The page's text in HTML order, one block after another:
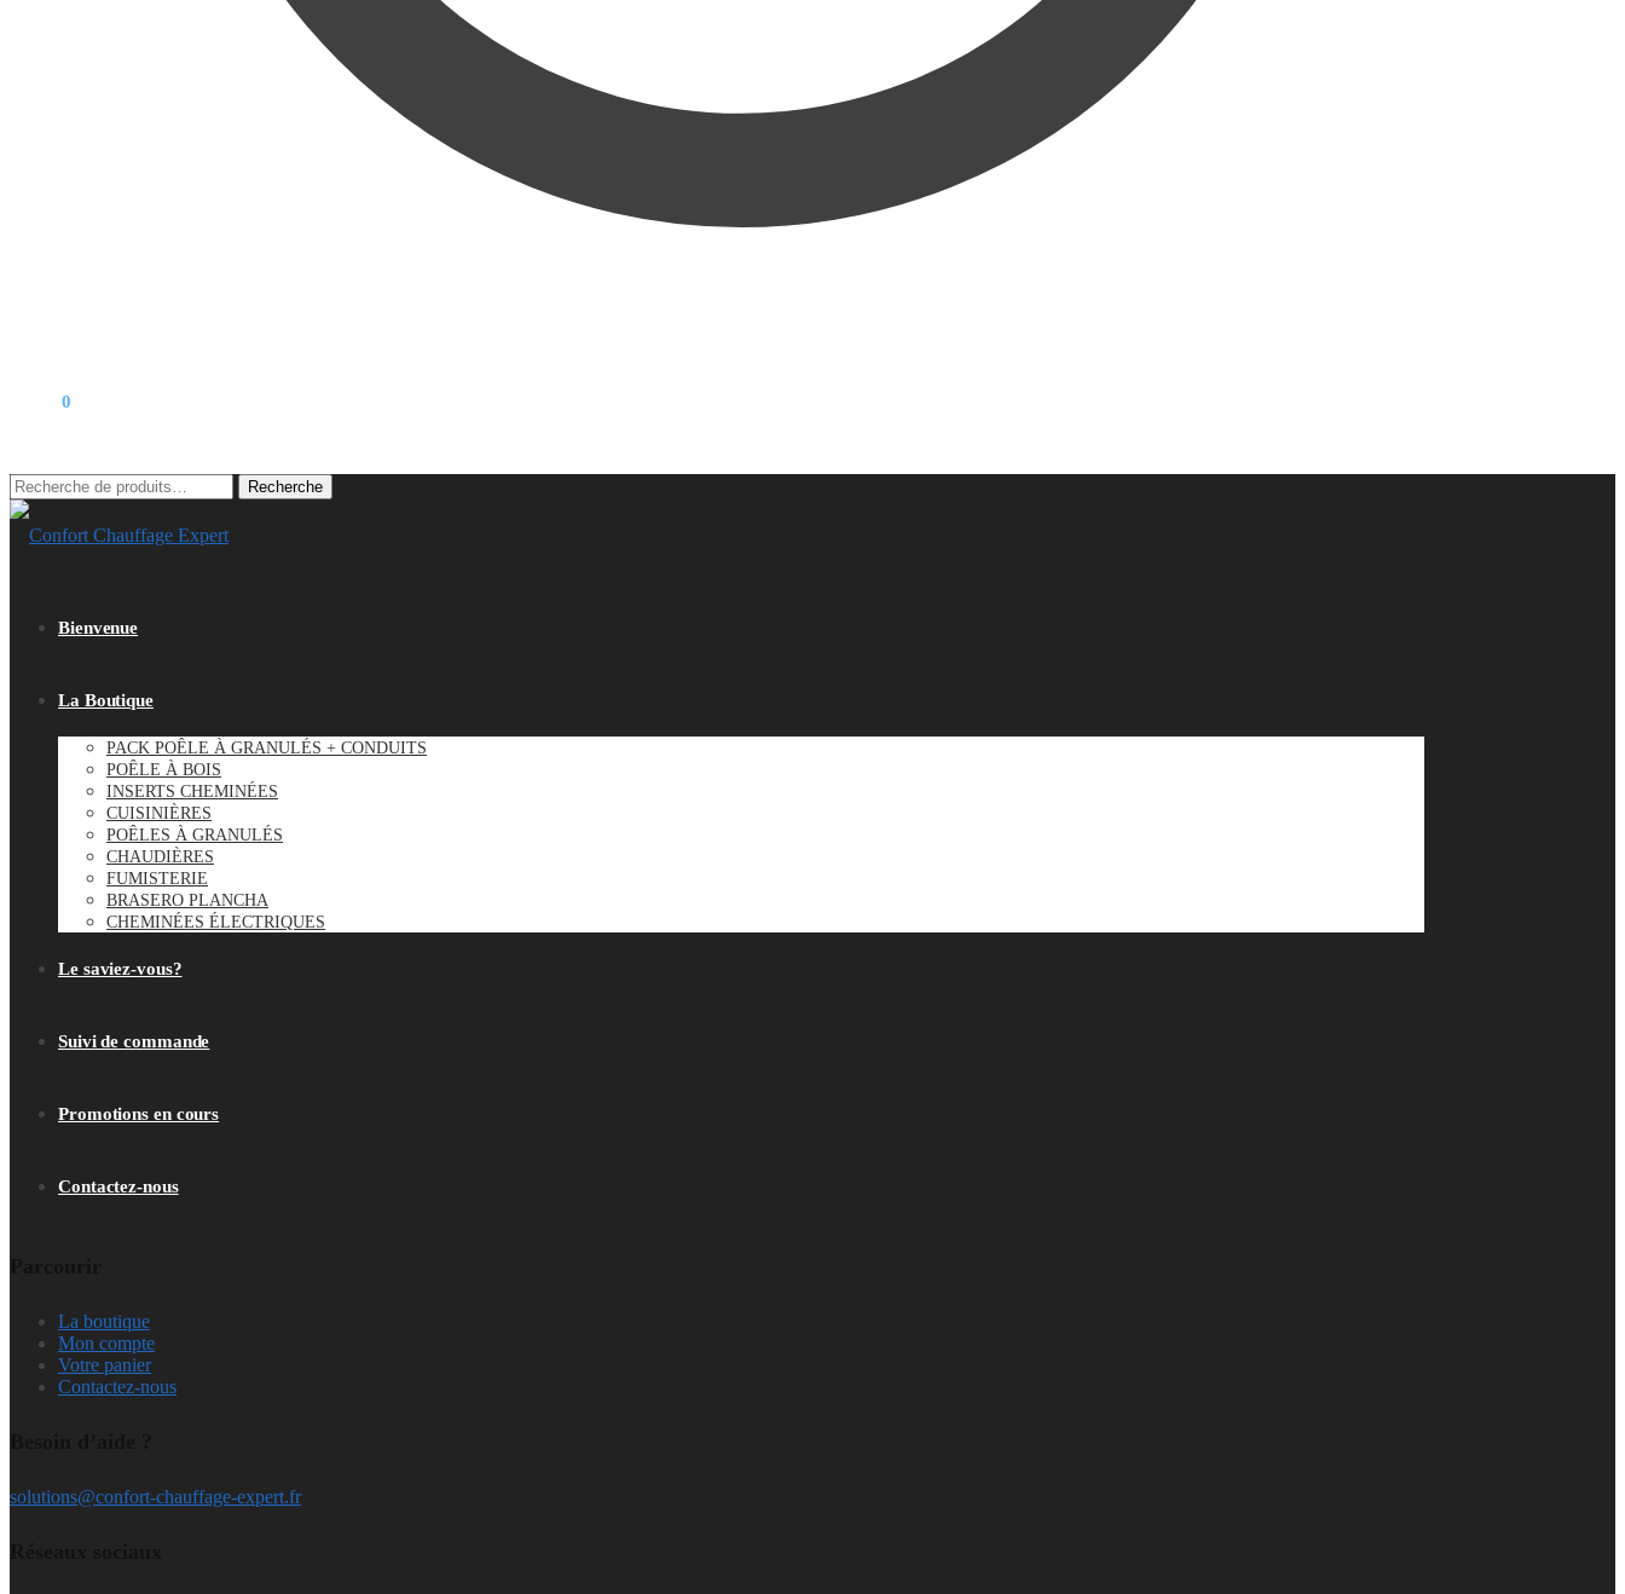
0
Recherche
pour :
Recherche
Bienvenue
La Boutique
PACK POÊLE À GRANULÉS + CONDUITS
POÊLE À BOIS
INSERTS CHEMINÉES
CUISINIÈRES
POÊLES À GRANULÉS
CHAUDIÈRES
FUMISTERIE
BRASERO PLANCHA
CHEMINÉES ÉLECTRIQUES
Le saviez-vous?
Suivi de commande
Promotions en cours
Contactez-nous
La boutique
Mon compte
Votre panier
Contactez-nous
solutions@confort-chauffage-expert.fr